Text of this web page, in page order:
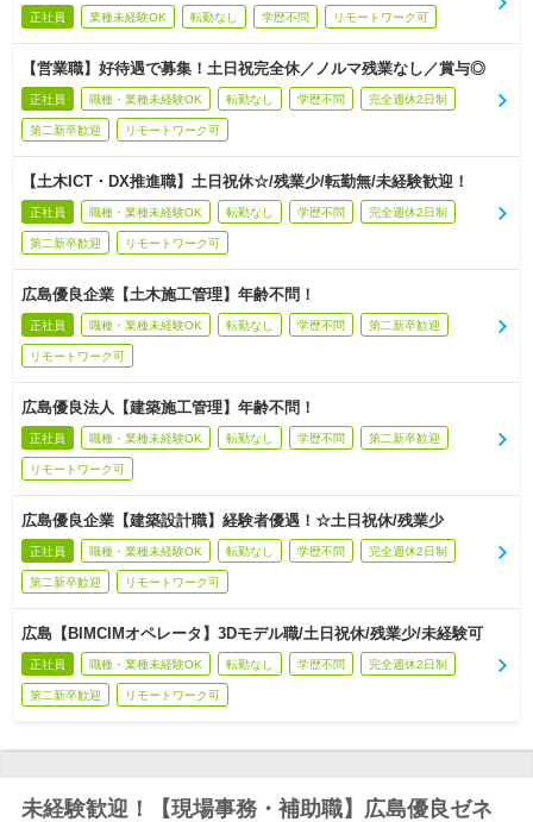
正社員 業種未経験OK 転勤なし 学歴不問 リモートワーク可
【営業職】好待遇で募集！土日祝完全休／ノルマ残業なし／賞与◎
正社員 職種・業種未経験OK 転勤なし 学歴不問 完全週休2日制
第二新卒歓迎 リモートワーク可
【土木ICT・DX推進職】土日祝休☆/残業少/転勤無/未経験歓迎！
正社員 職種・業種未経験OK 転勤なし 学歴不問 完全週休2日制
第二新卒歓迎 リモートワーク可
広島優良企業【土木施工管理】年齢不問！
正社員 職種・業種未経験OK 転勤なし 学歴不問 第二新卒歓迎
リモートワーク可
広島優良法人【建築施工管理】年齢不問！
正社員 職種・業種未経験OK 転勤なし 学歴不問 第二新卒歓迎
リモートワーク可
広島優良企業【建築設計職】経験者優遇！☆土日祝休/残業少
正社員 職種・業種未経験OK 転勤なし 学歴不問 完全週休2日制
第二新卒歓迎 リモートワーク可
広島【BIMCIMオペレータ】3Dモデル職/土日祝休/残業少/未経験可
正社員 職種・業種未経験OK 転勤なし 学歴不問 完全週休2日制
第二新卒歓迎 リモートワーク可
未経験歓迎！【現場事務・補助職】広島優良ゼネ